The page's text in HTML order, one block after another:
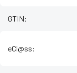
GTIN:
eCl@ss: